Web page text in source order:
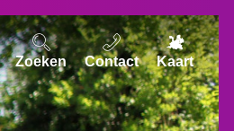
Zoeken Contact Kaart